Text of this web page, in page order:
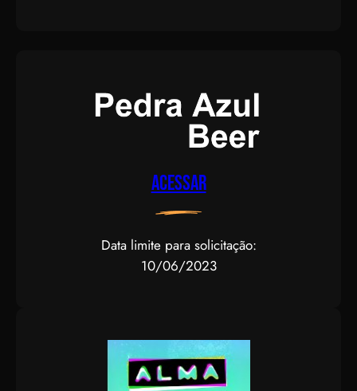
Acessar
Data limite para solicitação:
10/06/2023